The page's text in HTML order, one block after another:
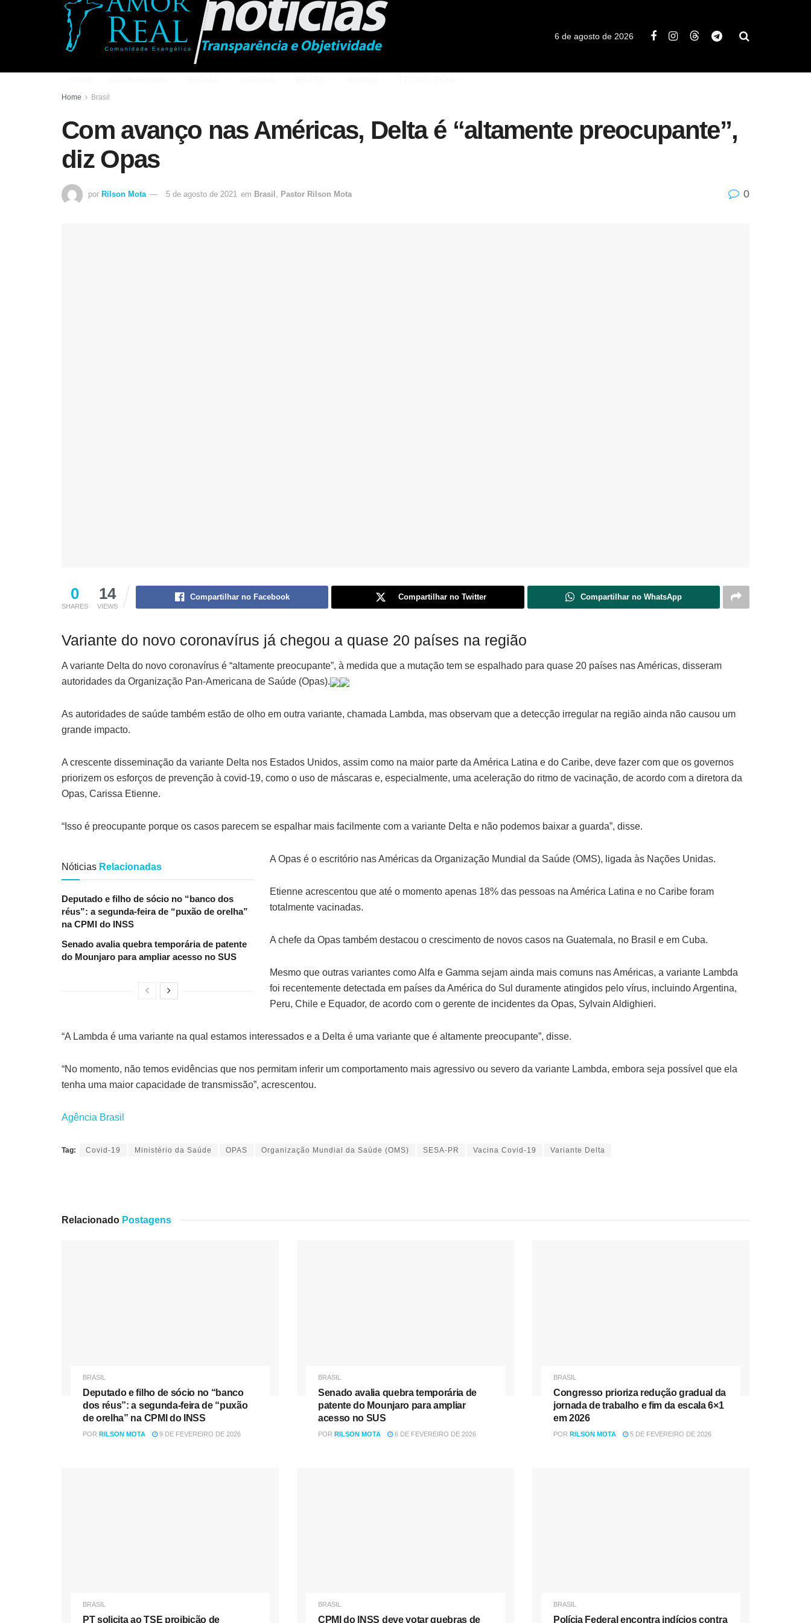
6 de agosto de 2026
Home Brasil
Com avanço nas Américas, Delta é “altamente preocupante”,
diz Opas
por Rilson Mota 5 de agosto de 2021 em Brasil Pastor Rilson Mota 0
0
SHARES
14
VIEWS
Compartilhar no Facebook Compartilhar no Twitter Compartilhar no WhatsApp
Variante do novo coronavírus já chegou a quase 20 países na região
A variante Delta do novo coronavírus é “altamente preocupante”, à medida que a mutação tem se espalhado para quase 20 países nas Américas, disseram
autoridades da Organização Pan-Americana de Saúde (Opas).
As autoridades de saúde também estão de olho em outra variante, chamada Lambda, mas observam que a detecção irregular na região ainda não causou um
grande impacto.
A crescente disseminação da variante Delta nos Estados Unidos, assim como na maior parte da América Latina e do Caribe, deve fazer com que os governos
priorizem os esforços de prevenção à covid-19, como o uso de máscaras e, especialmente, uma aceleração do ritmo de vacinação, de acordo com a diretora da
Opas, Carissa Etienne.
“Isso é preocupante porque os casos parecem se espalhar mais facilmente com a variante Delta e não podemos baixar a guarda”, disse.
Nóticias Relacionadas
Deputado e filho de sócio no “banco dos
réus”: a segunda-feira de “puxão de orelha”
na CPMI do INSS
Senado avalia quebra temporária de patente
do Mounjaro para ampliar acesso no SUS
A Opas é o escritório nas Américas da Organização Mundial da Saúde (OMS), ligada às Nações Unidas.
Etienne acrescentou que até o momento apenas 18% das pessoas na América Latina e no Caribe foram
totalmente vacinadas.
A chefe da Opas também destacou o crescimento de novos casos na Guatemala, no Brasil e em Cuba.
Mesmo que outras variantes como Alfa e Gamma sejam ainda mais comuns nas Américas, a variante Lambda
foi recentemente detectada em países da América do Sul duramente atingidos pelo vírus, incluindo Argentina,
Peru, Chile e Equador, de acordo com o gerente de incidentes da Opas, Sylvain Aldighieri.
“A Lambda é uma variante na qual estamos interessados e a Delta é uma variante que é altamente preocupante”, disse.
“No momento, não temos evidências que nos permitam inferir um comportamento mais agressivo ou severo da variante Lambda, embora seja possível que ela
tenha uma maior capacidade de transmissão”, acrescentou.
Agência Brasil
Tag: Covid-19 Ministério da Saúde OPAS Organização Mundial da Saúde (OMS) SESA-PR Vacina Covid-19 Variante Delta
Relacionado Postagens
BRASIL
Deputado e filho de sócio no “banco
dos réus”: a segunda-feira de “puxão
de orelha” na CPMI do INSS
POR RILSON MOTA 9 DE FEVEREIRO DE 2026
BRASIL
Senado avalia quebra temporária de
patente do Mounjaro para ampliar
acesso no SUS
POR RILSON MOTA 6 DE FEVEREIRO DE 2026
BRASIL
Congresso prioriza redução gradual da
jornada de trabalho e fim da escala 6×1
em 2026
POR RILSON MOTA 5 DE FEVEREIRO DE 2026
BRASIL
PT solicita ao TSE proibição de
BRASIL
CPMI do INSS deve votar quebras de
BRASIL
Polícia Federal encontra indícios contra